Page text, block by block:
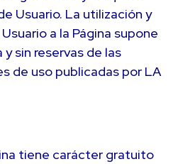
Usuario. La utilización y
a la Página supone
sin reservas de las
de uso publicadas por LA
tiene carácter gratuito